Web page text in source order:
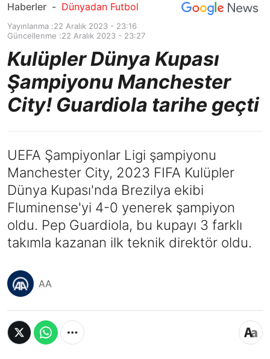
Haberler - Dünyadan Futbol
Yayınlanma :22 Aralık 2023 - 23:16
Güncellenme :22 Aralık 2023 - 23:27
Kulüpler Dünya Kupası
Şampiyonu Manchester
City! Guardiola tarihe geçti
UEFA Şampiyonlar Ligi şampiyonu
Manchester City, 2023 FIFA Kulüpler
Dünya Kupası'nda Brezilya ekibi
Fluminense'yi 4-0 yenerek şampiyon
oldu. Pep Guardiola, bu kupayı 3 farklı
takımla kazanan ilk teknik direktör oldu.
AA